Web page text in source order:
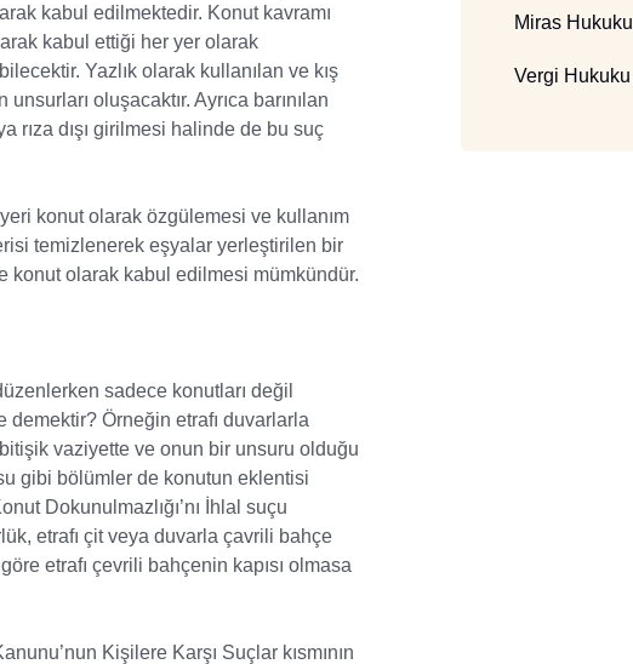
kabul edilmektedir. Konut kavramı
kabul ettiği her yer olarak
Yazlık olarak kullanılan ve kış
oluşacaktır. Ayrıca barınılan
rıza dışı girilmesi halinde de bu suç
konut olarak özgülemesi ve kullanım
temizlenerek eşyalar yerleştirilen bir
konut olarak kabul edilmesi mümkündür.
sadece konutları değil
Örneğin etrafı duvarlarla
vaziyette ve onun bir unsuru olduğu
gibi bölümler de konutun eklentisi
Dokunulmazlığı’nı İhlal suçu
etrafı çit veya duvarla çavrili bahçe
etrafı çevrili bahçenin kapısı olmasa
Kişilere Karşı Suçlar kısmının
Miras Hukuku
Vergi Hukuku